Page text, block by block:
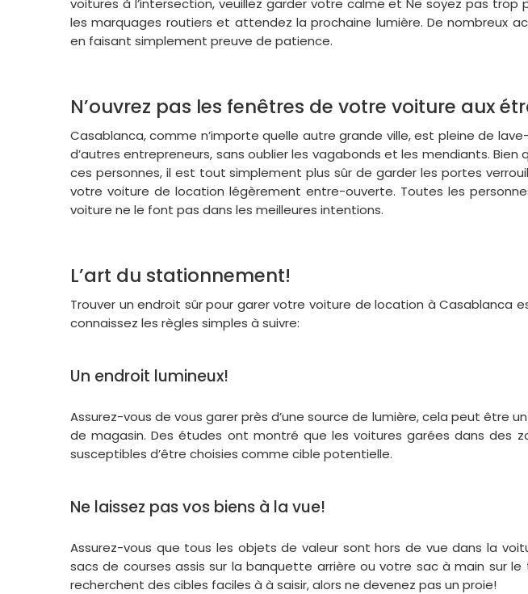
voitures à l’intersection, veuillez garder votre calme et Ne soyez pas trop
les marquages ​​routiers et attendez la prochaine lumière. De nombreux
en faisant simplement preuve de patience.
N’ouvrez pas les fenêtres de votre voiture aux
Casablanca, comme n’importe quelle autre grande ville, est pleine de
d’autres entrepreneurs, sans oublier les vagabonds et les mendiants. Bien
ces personnes, il est tout simplement plus sûr de garder les portes
votre voiture de location légèrement entre-ouverte. Toutes les
voiture ne le font pas dans les meilleures intentions.
L’art du stationnement!
Trouver un endroit sûr pour garer votre voiture de location à Casablanca
connaissez les règles simples à suivre:
Un endroit lumineux!
Assurez-vous de vous garer près d’une source de lumière, cela peut être
de magasin. Des études ont montré que les voitures garées dans des
susceptibles d’être choisies comme cible potentielle.
Ne laissez pas vos biens à la vue!
Assurez-vous que tous les objets de valeur sont hors de vue dans la
sacs de courses assis sur la banquette arrière ou votre sac à main sur le
recherchent des cibles faciles à à saisir, alors ne devenez pas un proie!